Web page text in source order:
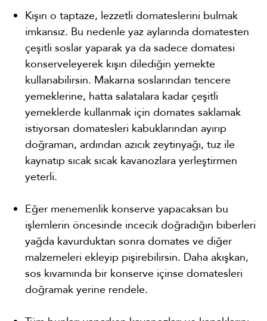
Kışın o taptaze, lezzetli domateslerini bulmak
imkansız. Bu nedenle yaz aylarında domatesten
çeşitli soslar yaparak ya da sadece domatesi
konserveleyerek kışın dilediğin yemekte
kullanabilirsin. Makarna soslarından tencere
yemeklerine, hatta salatalara kadar çeşitli
yemeklerde kullanmak için domates saklamak
istiyorsan domatesleri kabuklarından ayırıp
doğraman, ardından azıcık zeytinyağı, tuz ile
kaynatıp sıcak sıcak kavanozlara yerleştirmen
yeterli.
Eğer menemenlik konserve yapacaksan bu
işlemlerin öncesinde incecik doğradığın biberleri
yağda kavurduktan sonra domates ve diğer
malzemeleri ekleyip pişirebilirsin. Daha akışkan,
sos kıvamında bir konserve içinse domatesleri
doğramak yerine rendele.